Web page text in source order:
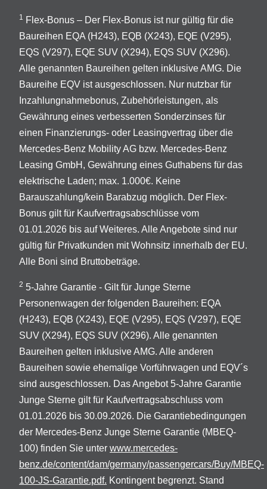
1
Flex-Bonus – Der Flex-Bonus ist nur gültig für die
Baureihen EQA (H243), EQB (X243), EQE (V295),
EQS (V297), EQE SUV (X294), EQS SUV (X296).
Alle genannten Baureihen gelten inklusive AMG. Die
Baureihe EQV ist ausgeschlossen. Nur nutzbar für
Inzahlungnahmebonus, Zubehörleistungen, als
Gewährung eines verbesserten Sonderzinses für
einen Finanzierungs- oder Leasingvertrag über die
Mercedes-Benz Mobility AG bzw. Mercedes-Benz
Leasing GmbH, Gewährung eines Guthabens für das
elektrische Laden; max. 1.000€. Keine
Barauszahlung/kein Barabzug möglich. Der Flex-
Bonus gilt für Kaufvertragsabschlüsse vom
01.01.2026 bis auf Weiteres. Alle Angebote sind nur
gültig für Privatkunden mit Wohnsitz innerhalb der EU.
Alle Boni sind Bruttobeträge.
2 5-Jahre Garantie - Gilt für Junge Sterne
Personenwagen der folgenden Baureihen: EQA
(H243), EQB (X243), EQE (V295), EQS (V297), EQE
SUV (X294), EQS SUV (X296). Alle genannten
Baureihen gelten inklusive AMG. Alle anderen
Baureihen sowie ehemalige Vorführwagen und EQV´s
sind ausgeschlossen. Das Angebot 5-Jahre Garantie
Junge Sterne gilt für Kaufvertragsabschluss vom
01.01.2026 bis 30.09.2026. Die Garantiebedingungen
der Mercedes-Benz Junge Sterne Garantie (MBEQ-
100) finden Sie unter www.mercedes-
benz.de/content/dam/germany/passengercars/Buy/MBEQ-
100-JS-Garantie.pdf. Kontingent begrenzt. Stand